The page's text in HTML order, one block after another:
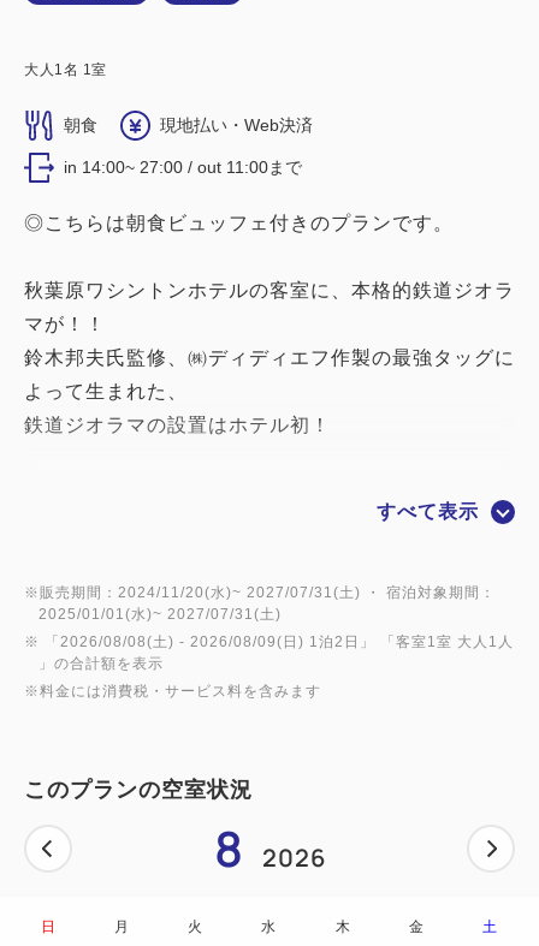
大人 1 名 1 室
朝食 現地払い・Web決済
in 14:00~ 27:00 / out 11:00まで
◎こちらは朝食ビュッフェ付きのプランです。
秋葉原ワシントンホテルの客室に、本格的鉄道ジオラ
マが！！
鈴木邦夫氏監修、㈱ディディエフ作製の最強タッグに
よって生まれた、
鉄道ジオラマの設置はホテル初！
＆ Railway View
面積約4㎡。線路の総延長約30メートル。同時に4路
線の操作が楽しめる
本格的ジオラマです！！
道模型はNゲージを
ご用意ください。
また、Ｎゲージをお持ちでないお客様は、有料でレン
（3両1編成1,000円にて）
すべて表示
※販売期間：2024/11/20(水)~ 2027/07/31(土) ・ 宿泊対象期間：
2025/01/01(水)~ 2027/07/31(土)
※ 「 2026/08/08(土) - 2026/08/09(日) 1泊2日 」 「客室1室 大人1人
」の合計額を表示
※料金には消費税・サービス料を含みます
このプランの空室状況
8 2026
日 月 火 水 木 金 土